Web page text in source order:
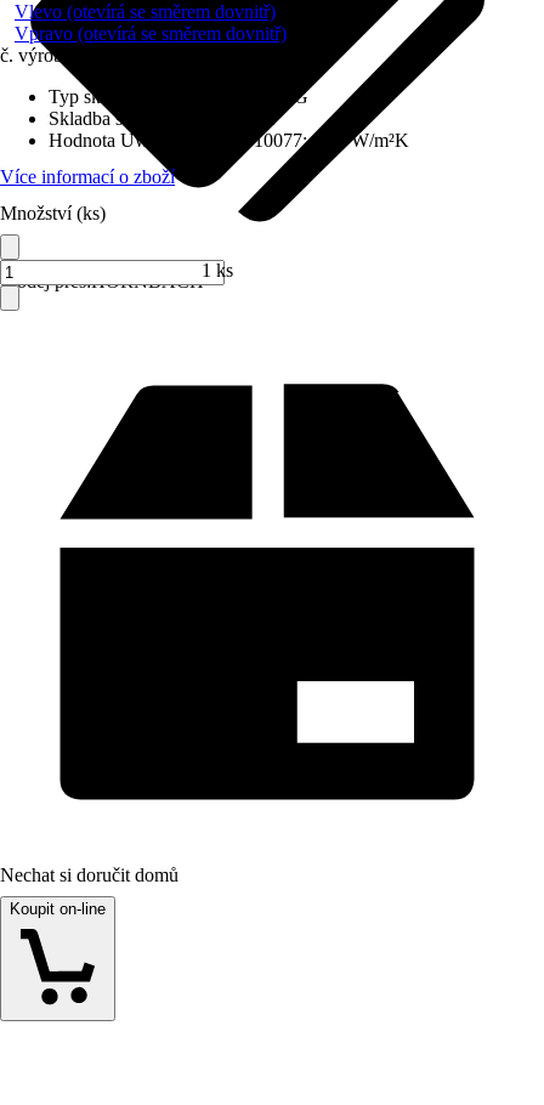
Prodej přes:HORNBACH
Vlevo (otevírá se směrem dovnitř)
Vpravo (otevírá se směrem dovnitř)
č. výrobku
Typ skla
Bezpečnostní sklo VSG
Skladba skla
Trojitě zasklené
Hodnota Uw dle DIN EN 10077:0,98 W/m²K
Více informací o zboží
Množství (ks)
1 ks
Nechat si doručit domů
Koupit on-line